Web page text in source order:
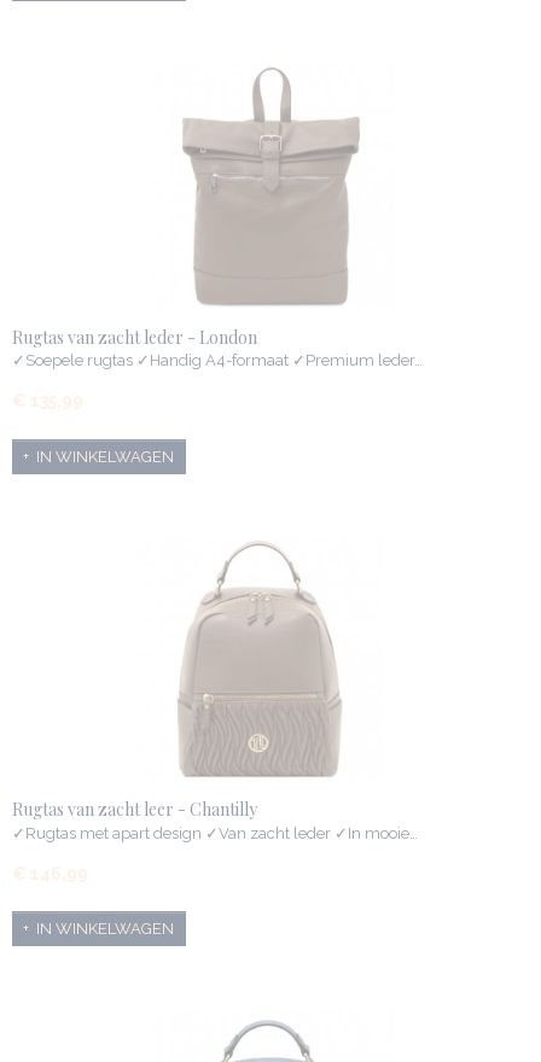
Rugtas van zacht leder - London
✓Soepele rugtas ✓Handig A4-formaat ✓Premium leder…
€ 135,99
IN WINKELWAGEN
Rugtas van zacht leer - Chantilly
✓Rugtas met apart design ✓Van zacht leder ✓In mooie…
€ 146,99
IN WINKELWAGEN